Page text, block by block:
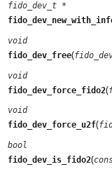
fido_dev_t *
void
fido_dev_free(
void
fido_dev_force_fido2(
void
fido_dev_force_u2f(
bool
fido_dev_is_fido2(